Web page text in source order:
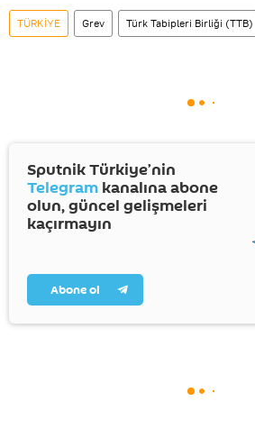
TÜRKİYE Grev Türk Tabipleri Birliği (TTB)
Sputnik Türkiye’nin
Telegram kanalına abone
olun, güncel gelişmeleri
kaçırmayın
Abone ol